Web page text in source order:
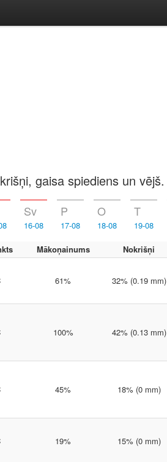
gaisa spiediens un vējš.
Sv
16-08
P
17-08
O
18-08
T
19-08
Mākoņainums Nokrišņi
61% 32% (0.19 mm)
100% 42% (0.13 mm)
45% 18% (0 mm)
19% 15% (0 mm)